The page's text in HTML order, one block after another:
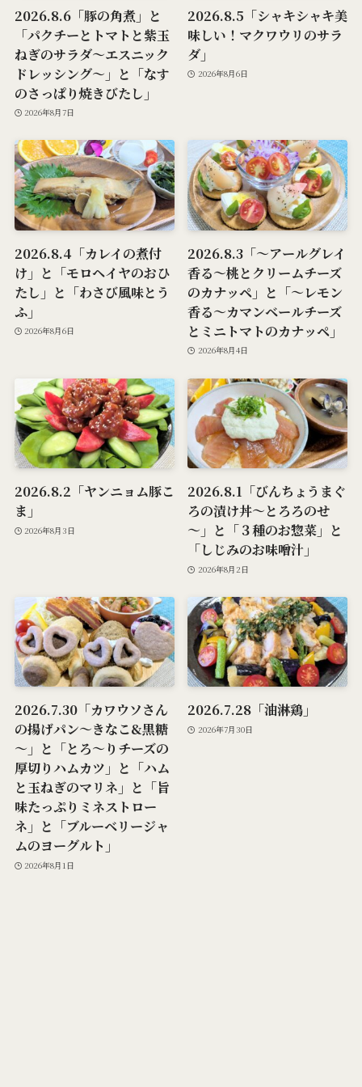
2026.8.6「豚の角煮」と
「パクチーとトマトと紫玉
ねぎのサラダ～エスニック
ドレッシング～」と「なす
のさっぱり焼きびたし」
2026年8月7日
2026.8.5「シャキシャキ美
味しい！マクワウリのサラ
ダ」
2026年8月6日
2026.8.4「カレイの煮付
け」と「モロヘイヤのおひ
たし」と「わさび風味とう
ふ」
2026年8月6日
2026.8.3「～アールグレイ
香る～桃とクリームチーズ
のカナッペ」と「～レモン
香る～カマンベールチーズ
とミニトマトのカナッペ」
2026年8月4日
2026.8.2「ヤンニョム豚こ
ま」
2026年8月3日
2026.8.1「びんちょうまぐ
ろの漬け丼～とろろのせ
～」と「３種のお惣菜」と
「しじみのお味噌汁」
2026年8月2日
2026.7.30「カワウソさん
の揚げパン～きなこ&黒糖
～」と「とろ～りチーズの
厚切りハムカツ」と「ハム
と玉ねぎのマリネ」と「旨
味たっぷりミネストロー
ネ」と「ブルーベリージャ
ムのヨーグルト」
2026年8月1日
2026.7.28「油淋鶏」
2026年7月30日